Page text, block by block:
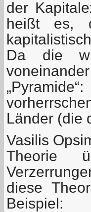
der
heißt es,
Da die
Länder (die
Vasilis
Theorie
diese
Beispiel: